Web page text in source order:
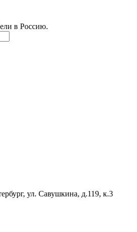
в Россию.
ул. Савушкина, д.119, к.3